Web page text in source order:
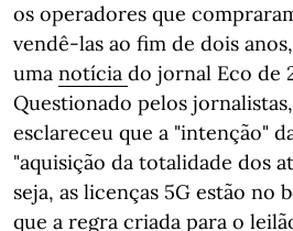
os operadores que
vendê-las ao fim de dois
uma notícia do jornal Eco de
Questionado pelos
esclareceu que a "intenção"
"aquisição da totalidade dos
seja, as licenças 5G estão no
que a regra criada para o